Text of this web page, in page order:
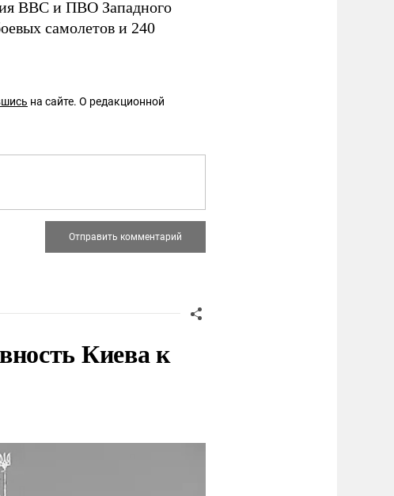
ВВС и ПВО Западного
самолетов и 240
на сайте. О редакционной
Киева к